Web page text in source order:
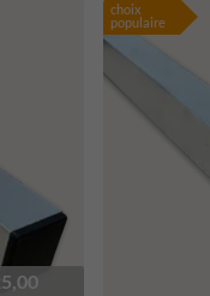
choix
populaire